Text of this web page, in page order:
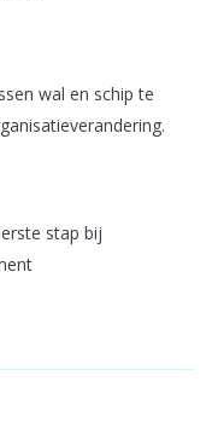
wal en schip te
stap bij